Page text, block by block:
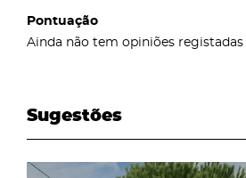
Pontuação
Ainda não tem opiniões registadas
Sugestões
page